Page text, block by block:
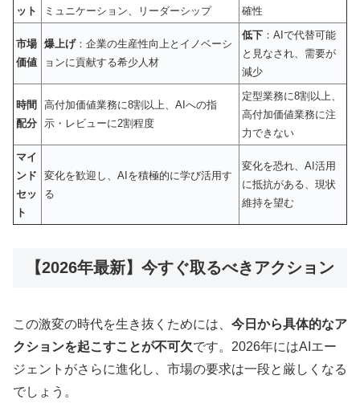
ット
ミュニケーション、リーダーシップ
確性
市場
価値
爆上げ：企業の生産性向上とイノベーシ
ョンに貢献する希少人材
低下 ：AIで代替可能
と見なされ、需要が
減少
時間
配分
高付加価値業務に8割以上、AIへの指
示・レビューに2割程度
定型業務に8割以上、
高付加価値業務に注
力できない
マイ
ンド
セッ
ト
変化を歓迎し、AIを積極的に学び活用す
る
変化を恐れ、AI活用
に抵抗がある、現状
維持を望む
【2026年最新】今すぐ取るべきアクション
この激変の時代を生き抜くためには、 今日から具体的なア
クションを起こすことが不可欠です。2026年にはAIエー
ジェントがさらに進化し、市場の要求は一段と厳しくなる
でしょう。